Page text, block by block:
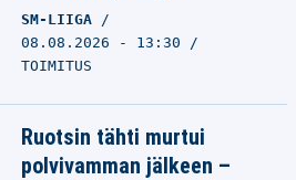
SM-LIIGA
08.08.2026 - 13:30
TOIMITUS
Ruotsin tähti murtui
polvivamman jälkeen –